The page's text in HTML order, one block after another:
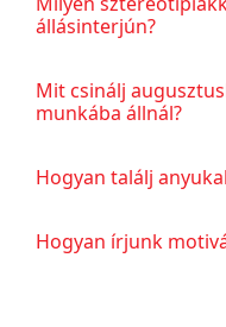
állásinterjún?
Mit csinálj
munkába állnál?
Hogyan találj
Hogyan írjunk